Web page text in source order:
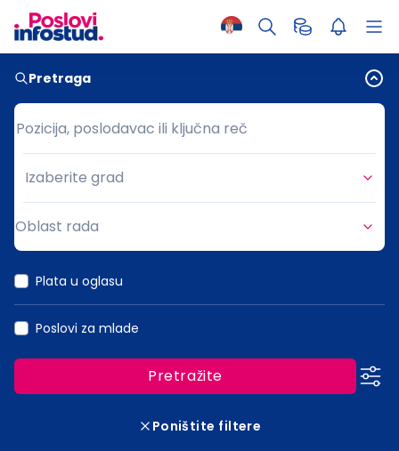
Pretraga
Pozicija, poslodavac ili ključna reč
Pozicija, poslodavac ili ključna reč
Grad
Izaberite grad
Oblast rada
Plata u oglasu
Poslovi za mlade
Pretražite
Poništite filtere